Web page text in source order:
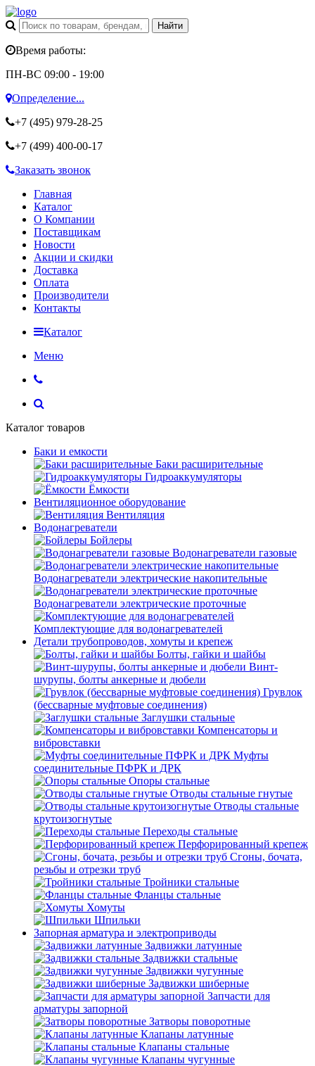
Время работы:
ПН-ВС 09:00 - 19:00
Определение...
+7 (495) 979-28-25
+7 (499) 400-00-17
Заказать звонок
Главная
Каталог
О Компании
Поставщикам
Новости
Акции и скидки
Доставка
Оплата
Производители
Контакты
Каталог
Меню
Каталог товаров
Баки и емкости
Баки расширительные
Гидроаккумуляторы
Ёмкости
Вентиляционное оборудование
Вентиляция
Водонагреватели
Бойлеры
Водонагреватели газовые
Водонагреватели электрические накопительные
Водонагреватели электрические проточные
Комплектующие для водонагревателей
Детали трубопроводов, хомуты и крепеж
Болты, гайки и шайбы
Винт-
шурупы, болты анкерные и дюбели
Грувлок
(бессварные муфтовые соединения)
Заглушки стальные
Компенсаторы и
вибровставки
Муфты
соединительные ПФРК и ДРК
Опоры стальные
Отводы стальные гнутые
Отводы стальные
крутоизогнутые
Переходы стальные
Перфорированный крепеж
Сгоны, бочата,
резьбы и отрезки труб
Тройники стальные
Фланцы стальные
Хомуты
Шпильки
Запорная арматура и электроприводы
Задвижки латунные
Задвижки стальные
Задвижки чугунные
Задвижки шиберные
Запчасти для
арматуры запорной
Затворы поворотные
Клапаны латунные
Клапаны стальные
Клапаны чугунные